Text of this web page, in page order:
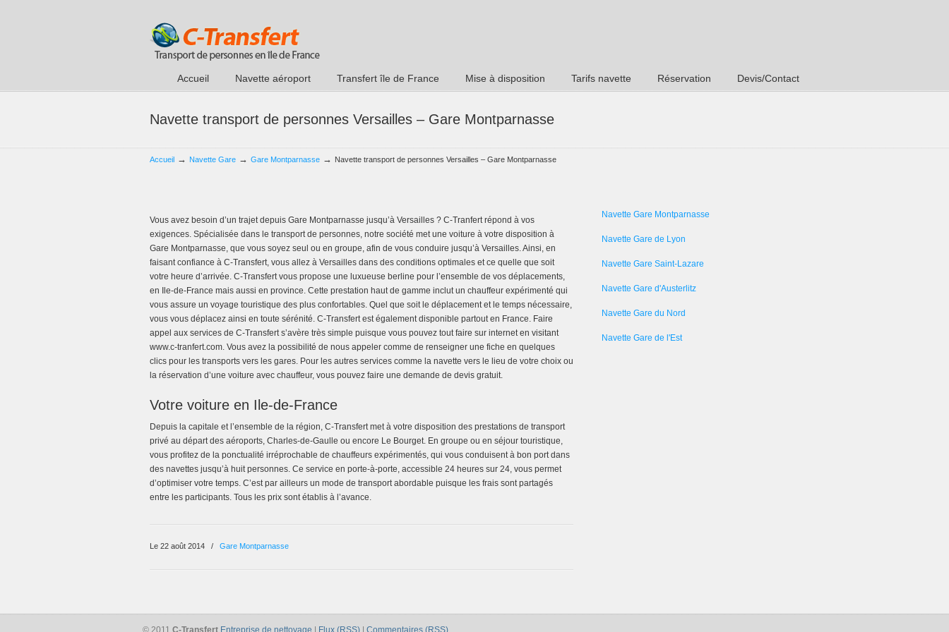
Accueil Navette aéroport Transfert île de France Mise à disposition Tarifs navette Réservation Devis/Contact
Navette transport de personnes Versailles – Gare Montparnasse
Accueil → Navette Gare → Gare Montparnasse → Navette transport de personnes Versailles – Gare Montparnasse
Vous avez besoin d’un trajet depuis Gare Montparnasse jusqu’à Versailles ? C-Tranfert répond à vos
exigences. Spécialisée dans le transport de personnes, notre société met une voiture à votre disposition à
Gare Montparnasse, que vous soyez seul ou en groupe, afin de vous conduire jusqu’à Versailles. Ainsi, en
faisant confiance à C-Transfert, vous allez à Versailles dans des conditions optimales et ce quelle que soit
votre heure d’arrivée. C-Transfert vous propose une luxueuse berline pour l’ensemble de vos déplacements,
en Ile-de-France mais aussi en province. Cette prestation haut de gamme inclut un chauffeur expérimenté qui
vous assure un voyage touristique des plus confortables. Quel que soit le déplacement et le temps nécessaire,
vous vous déplacez ainsi en toute sérénité. C-Transfert est également disponible partout en France. Faire
appel aux services de C-Transfert s’avère très simple puisque vous pouvez tout faire sur internet en visitant
www.c-tranfert.com. Vous avez la possibilité de nous appeler comme de renseigner une fiche en quelques
clics pour les transports vers les gares. Pour les autres services comme la navette vers le lieu de votre choix ou
la réservation d’une voiture avec chauffeur, vous pouvez faire une demande de devis gratuit.
Votre voiture en Ile-de-France
Depuis la capitale et l’ensemble de la région, C-Transfert met à votre disposition des prestations de transport
privé au départ des aéroports, Charles-de-Gaulle ou encore Le Bourget. En groupe ou en séjour touristique,
vous profitez de la ponctualité irréprochable de chauffeurs expérimentés, qui vous conduisent à bon port dans
des navettes jusqu’à huit personnes. Ce service en porte-à-porte, accessible 24 heures sur 24, vous permet
d’optimiser votre temps. C’est par ailleurs un mode de transport abordable puisque les frais sont partagés
entre les participants. Tous les prix sont établis à l’avance.
Le 22 août 2014 / Gare Montparnasse
Navette Gare Montparnasse
Navette Gare de Lyon
Navette Gare Saint-Lazare
Navette Gare d'Austerlitz
Navette Gare du Nord
Navette Gare de l'Est
© 2011 C-Transfert Entreprise de nettoyage Flux (RSS) Commentaires (RSS)